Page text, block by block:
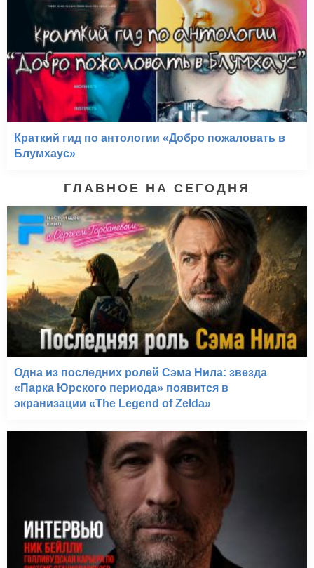
Краткий гид по антологии «Добро пожаловать в
Блумхаус»
ГЛАВНОЕ НА СЕГОДНЯ
Одна из последних ролей Сэма Нила: звезда
«Парка Юрского периода» появится в
экранизации «The Legend of Zelda»